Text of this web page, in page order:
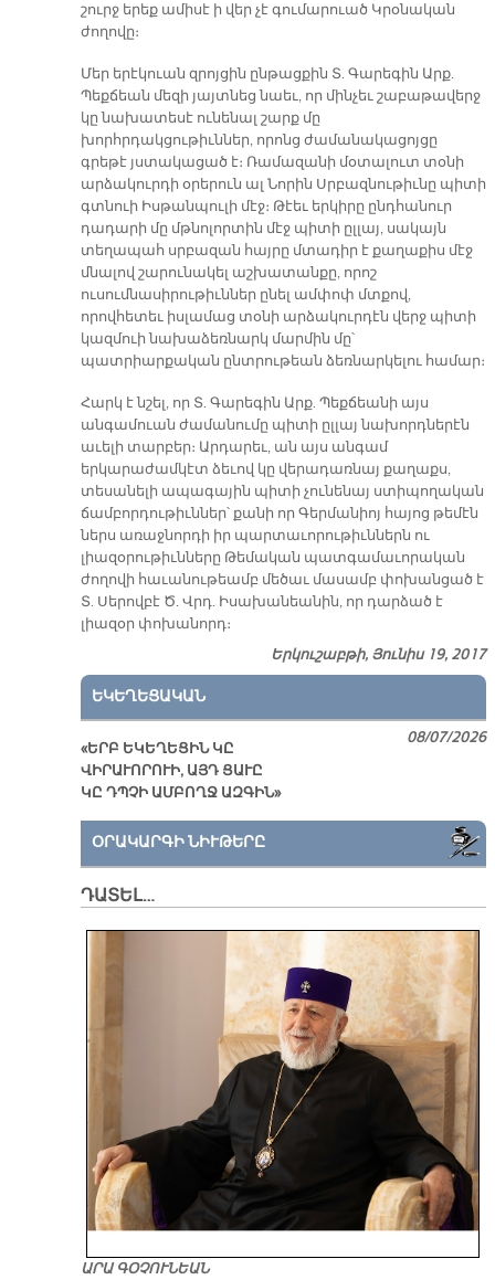
շուրջ երեք ամիսէ ի վեր չէ գումարուած Կրօնական
ժողովը։
Մեր երէկուան զրոյցին ընթացքին Տ. Գարեգին Արք.
Պեքճեան մեզի յայտնեց նաեւ, որ մինչեւ շաբաթավերջ
կը նախատեսէ ունենալ շարք մը
խորհրդակցութիւններ, որոնց ժամանակացոյցը
գրեթէ յստակացած է։ Ռամազանի մօտալուտ տօնի
արձակուրդի օրերուն ալ Նորին Սրբազնութիւնը պիտի
գտնուի Իսթանպուլի մէջ։ Թէեւ երկիրը ընդհանուր
դադարի մը մթնոլորտին մէջ պիտի ըլլայ, սակայն
տեղապահ սրբազան հայրը մտադիր է քաղաքիս մէջ
մնալով շարունակել աշխատանքը, որոշ
ուսումնասիրութիւններ ընել ամփոփ մտքով,
որովհետեւ իսլամաց տօնի արձակուրդէն վերջ պիտի
կազմուի նախաձեռնարկ մարմին մը՝
պատրիարքական ընտրութեան ձեռնարկելու համար։
Հարկ է նշել, որ Տ. Գարեգին Արք. Պեքճեանի այս
անգամուան ժամանումը պիտի ըլլայ նախորդներէն
աւելի տարբեր։ Արդարեւ, ան այս անգամ
երկարաժամկէտ ձեւով կը վերադառնայ քաղաքս,
տեսանելի ապագային պիտի չունենայ ստիպողական
ճամբորդութիւններ՝ քանի որ Գերմանիոյ հայոց թեմէն
ներս առաջնորդի իր պարտաւորութիւններն ու
լիազօրութիւնները Թեմական պատգամաւորական
ժողովի հաւանութեամբ մեծաւ մասամբ փոխանցած է
Տ. Սերովբէ Ծ. Վրդ. Իսախանեանին, որ դարձած է
լիազօր փոխանորդ։
Երկուշաբթի, Յունիս 19, 2017
ԵԿԵՂԵՑԱԿԱՆ
«ԵՐԲ ԵԿԵՂԵՑԻՆ ԿԸ
ՎԻՐԱՒՈՐՈՒԻ, ԱՅԴ ՑԱՒԸ
ԿԸ ԴՊՉԻ ԱՄԲՈՂՋ ԱԶԳԻՆ»
08/07/2026
ՕՐԱԿԱՐԳԻ ՆԻՒԹԵՐԸ
ԴԱՏԵԼ…
ԱՐԱ ԳՕՉՈՒՆԵԱՆ